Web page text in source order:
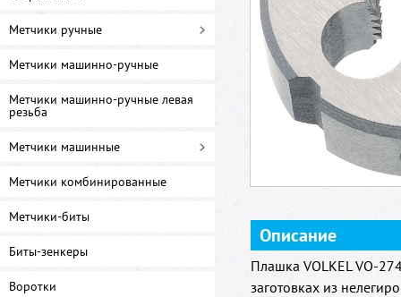
Метчики ручные
Метчики машинно-ручные
Метчики машинно-ручные левая
резьба
Метчики машинные
Метчики комбинированные
Метчики-биты
Биты-зенкеры
Воротки
Описание
Плашка VOLKEL VO-
заготовках из